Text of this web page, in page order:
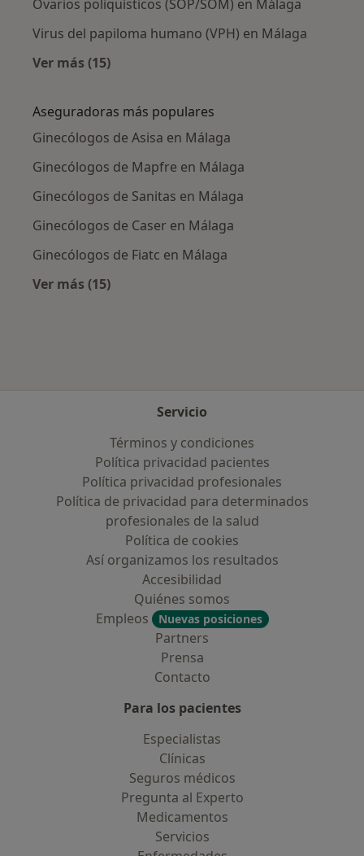
Ovarios poliquísticos (SOP/SOM) en Málaga
Virus del papiloma humano (VPH) en Málaga
Ver más (15)
Aseguradoras más populares
Ginecólogos de Asisa en Málaga
Ginecólogos de Mapfre en Málaga
Ginecólogos de Sanitas en Málaga
Ginecólogos de Caser en Málaga
Ginecólogos de Fiatc en Málaga
Ver más (15)
Servicio
Términos y condiciones
Política privacidad pacientes
Política privacidad profesionales
Política de privacidad para determinados
profesionales de la salud
Política de cookies
Así organizamos los resultados
Accesibilidad
Quiénes somos
Empleos
Nuevas posiciones
Partners
Prensa
Contacto
Para los pacientes
Especialistas
Clínicas
Seguros médicos
Pregunta al Experto
Medicamentos
Servicios